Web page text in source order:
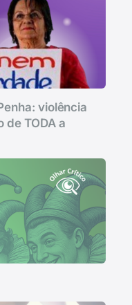
violência
de TODA a